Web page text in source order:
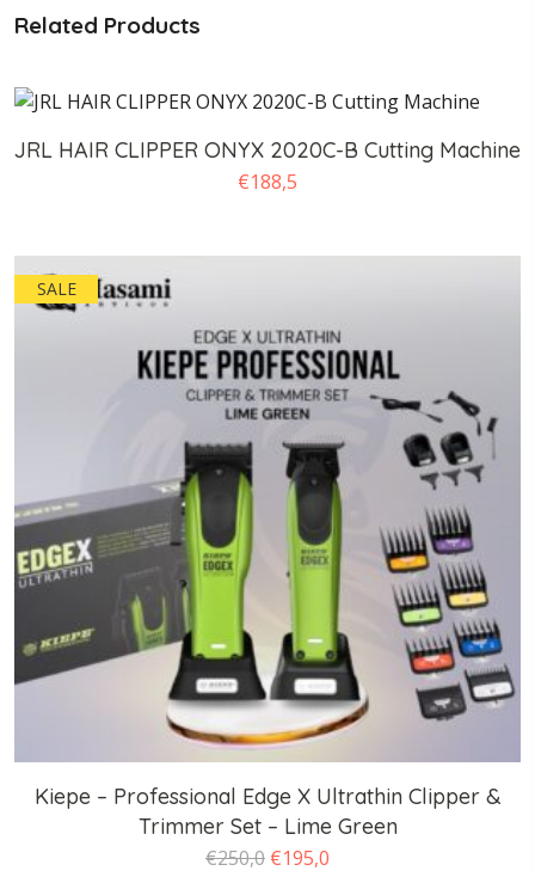
Related Products
JRL HAIR CLIPPER ONYX 2020C-B Cutting Machine
€188,5
SALE
Kiepe – Professional Edge X Ultrathin Clipper &
Trimmer Set – Lime Green
€250,0 O
€195,0